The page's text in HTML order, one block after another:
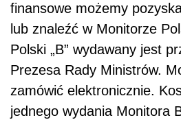
finansowe możemy
lub znaleźć w Monitorze
Polski „B” wydawany jest
Prezesa Rady Ministrów.
zamówić elektronicznie.
jednego wydania Monitora